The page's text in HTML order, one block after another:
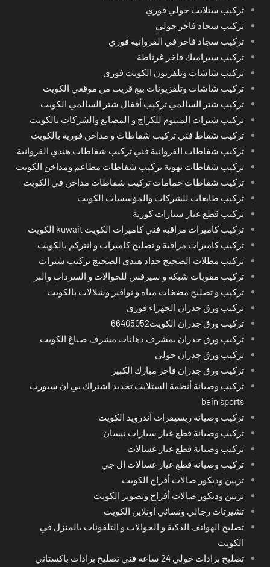
تركيب ستلايت حولي فوري
تركيب سجاد فاخر حولي
تركيب سجاد فاخر في الفروانية فوري
تركيب سيراميك فاخر غرناطة
تركيب شاشات وتلفزيون الكويت فوري
تركيب شاشات وتلفزيونات بيع قريب من موقعي الكويت
تركيب شتر السالمي تركيب أقفال شتر السالمي الكويت
تركيب شترات المنيوم للكراج و المصانع والشركات بالكويت
تركيب شفاط فني تركيب شفاطات و مداخن فورية بالكويت
تركيب شفاطات الفروانية فني تركيب شفاطات هندي الفروانية
تركيب شفاطات تهوية تركيب شفاطات مطاعم ومداخن الكويت
تركيب شفاطات حمامات تركيب شفاطات مداخن في الكويت
تركيب طابعات للشركات والمؤسسات الكويت
تركيب قطع غيار سيارات كورية
تركيب كاميرات مراقبة فني كاميرات الكويت kuwait الكويت
تركيب كاميرات مراقبة و تصليح كاميرات و انتركم بالكويت
تركيب مظلات الضجيج حداد هندي الضجيج تركيب شترات
تركيب مقويات شبكة و سيرفس للجوالات و السرداب والبر
تركيب و تصليح مضخات مياه و نوافير وشلالات بالكويت
تركيب ورق جدران الجهراء فوري
تركيب ورق جدران الكويت66405052
تركيب ورق جدران بمشرف دهانات مشرف صباغ الكويت
تركيب ورق جدران حولي
تركيب ورق جدران فاخر مبارك الكبير
تركيب وصيانة أنظمة الستلايت تجديد اشتراك بي ان سبورت
bein sports
تركيب وصيانة ريسيفرات آندرويد الكويت
تركيب وصيانة قطع غيار سيارات نيسان
تركيب وصيانة قطع غيار غسالات
تركيب وصيانة قطع غيار غسالات ال جي
تزيين وديكور صالات أفراح الكويت
تزيين وديكور صالات أفراح وتصوير الكويت
تشيرتات رجالي ونسائي أونلاين الكويت
تصليح الهواتف الذكية و الجوالات و التلفونات بالمنزل في
الكويت
تصليح برادات حولي 24 ساعة فني تصليح برادات باكستاني